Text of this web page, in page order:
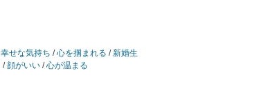
幸せな気持ち /心を掴まれる /新婚生
/ 顔がいい /心が温まる